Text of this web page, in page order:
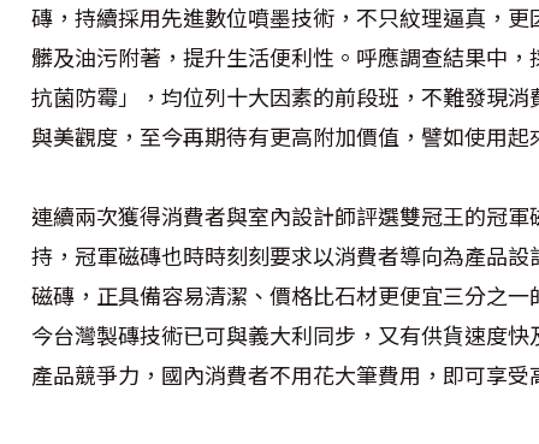
磚，持續採用先進數位噴墨技術，不只紋理逼真，
髒及油污附著，提升生活便利性。呼應調查結果中
抗菌防霉」，均位列十大因素的前段班，不難發現
與美觀度，至今再期待有更高附加價值，譬如使用
連續兩次獲得消費者與室內設計師評選雙冠王的冠
持，冠軍磁磚也時時刻刻要求以消費者導向為產品
磁磚，正具備容易清潔、價格比石材更便宜三分之
今台灣製磚技術已可與義大利同步，又有供貨速度
產品競爭力，國內消費者不用花大筆費用，即可享